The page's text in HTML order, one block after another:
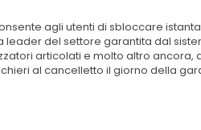
agli utenti di sbloccare
del settore garantita dal
articolati e molto altro
al cancelletto il giorno della